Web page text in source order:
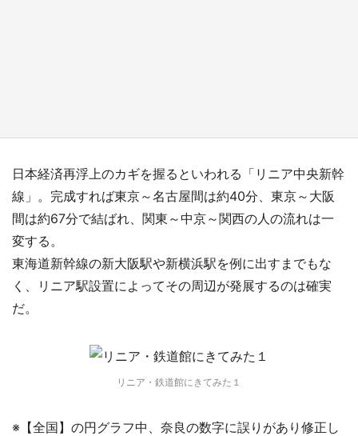
日本経済再浮上のカギを握るといわれる「リニア中央新幹
線」。完成すれば東京～名古屋間は約40分、東京～大阪
間は約67分で結ばれ、関東～中京～関西の人の流れは一
変する。
東海道新幹線の新大阪駅や新横浜駅を例に出すまでもな
く、リニア駅設置によってその周辺が発展するのは確実
だ。
リニア・鉄道館にきてみた１
※【全国】の円グラフ中、奈良の数字に誤りがあり修正し